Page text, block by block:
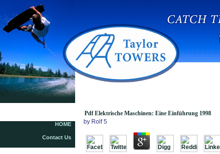
Pdf Elektrische Maschinen: Eine Einführung 1998
HOME
Contact Us
Pdf Elektrische Maschinen: Eine Einführung 1998
by Rolf 5